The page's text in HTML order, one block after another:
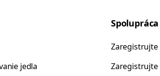
jedla
Zaregistrujte